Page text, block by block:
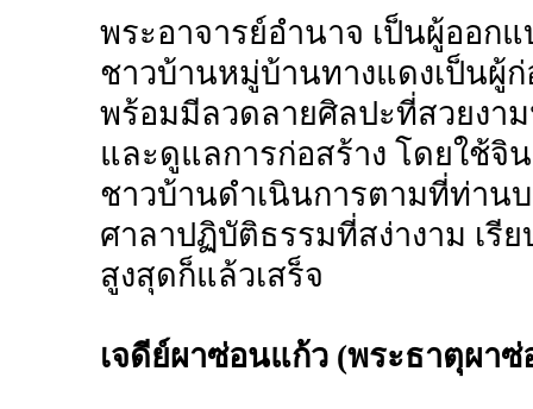
พระอาจารย์อำนาจ เป็นผู้ออก
ชาวบ้านหมู่บ้านทางแดงเป็นผู้
พร้อมมีลวดลายศิลปะที่สวยงา
และดูแลการก่อสร้าง โดยใช้จิ
ชาวบ้านดำเนินการตามที่ท่าน
ศาลาปฏิบัติธรรมที่สง่างาม เรี
สูงสุดก็แล้วเสร็จ
เจดีย์ผาซ่อนแก้ว (พระธาตุผา